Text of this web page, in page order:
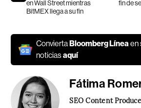
en Wall Street mientras
BitMEX llega a su fin
fin de
ConviertaBloomberg Líneaen
noticiasaquí
Fátima
SEO Content